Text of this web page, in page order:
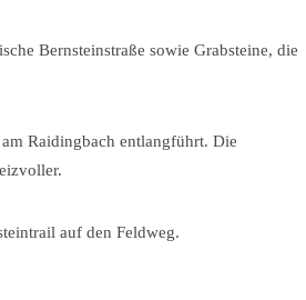
Bernsteinstraße sowie Grabsteine, die
Raidingbach entlangführt. Die
auf den Feldweg.